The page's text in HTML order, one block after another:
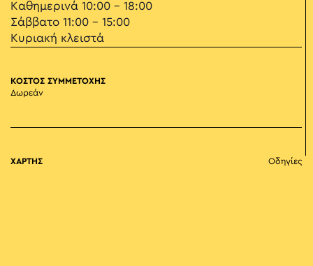
Καθημερινά 10:00 – 18:00
Σάββατο 11:00 – 15:00
Κυριακή κλειστά
ΚΟΣΤΟΣ ΣΥΜΜΕΤΟΧΗΣ
Δωρεάν
ΧΑΡΤΗΣ Οδηγίες